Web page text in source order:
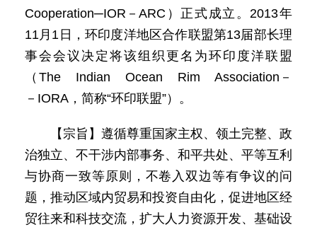
Cooperation─IOR－ARC）正式成立。2013年
11月1日，环印度洋地区合作联盟第13届部长理
事会会议决定将该组织更名为环印度洋联盟
（The Indian Ocean Rim Association－
－IORA，简称“环印联盟”）。
【宗旨】遵循尊重国家主权、领土完整、政
治独立、不干涉内部事务、和平共处、平等互利
与协商一致等原则，不卷入双边等有争议的问
题，推动区域内贸易和投资自由化，促进地区经
贸往来和科技交流，扩大人力资源开发、基础设